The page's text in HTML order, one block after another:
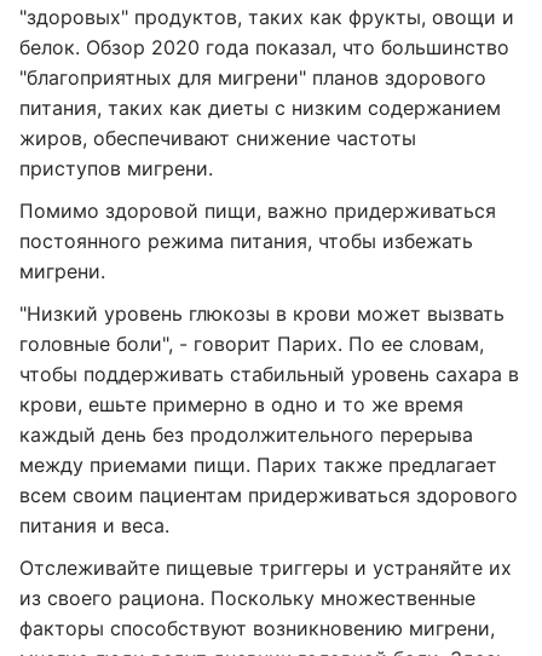
"здоровых" продуктов, таких как фрукты, овощи и
белок. Обзор 2020 года показал, что большинство
"благоприятных для мигрени" планов здорового
питания, таких как диеты с низким содержанием
жиров, обеспечивают снижение частоты
приступов мигрени.
Помимо здоровой пищи, важно придерживаться
постоянного режима питания, чтобы избежать
мигрени.
"Низкий уровень глюкозы в крови может вызвать
головные боли", - говорит Парих. По ее словам,
чтобы поддерживать стабильный уровень сахара в
крови, ешьте примерно в одно и то же время
каждый день без продолжительного перерыва
между приемами пищи. Парих также предлагает
всем своим пациентам придерживаться здорового
питания и веса.
Отслеживайте пищевые триггеры и устраняйте их
из своего рациона. Поскольку множественные
факторы способствуют возникновению мигрени,